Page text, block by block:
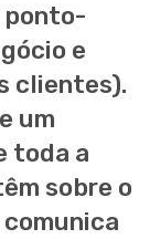
ponto-
e
clientes).
um
toda a
sobre o
comunica